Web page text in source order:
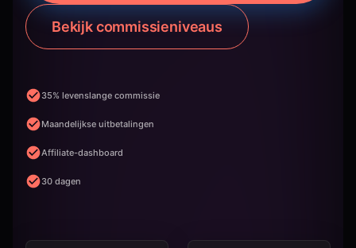
Bekijk commissieniveaus
35% levenslange commissie
Maandelijkse uitbetalingen
Affiliate-dashboard
30 dagen